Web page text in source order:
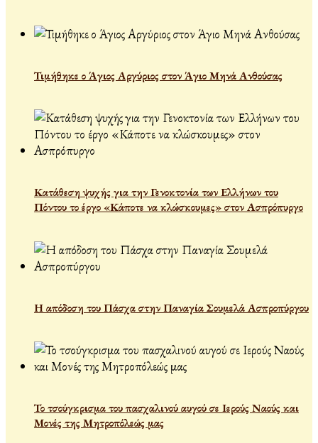
Τιμήθηκε ο Άγιος Αργύριος στον Άγιο Μηνά Ανθούσας
Κατάθεση ψυχής για την Γενοκτονία των Ελλήνων του
Πόντου το έργο «Κάποτε να κλώσκουμες» στον Ασπρόπυργο
Η απόδοση του Πάσχα στην Παναγία Σουμελά Ασπροπύργου
Το τσούγκρισμα του πασχαλινού αυγού σε Ιερούς Ναούς και
Μονές της Μητροπόλεώς μας